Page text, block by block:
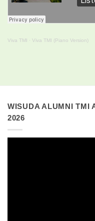
Viva TMI · Viva TMI (Piano Version)
WISUDA ALUMNI TMI
2026